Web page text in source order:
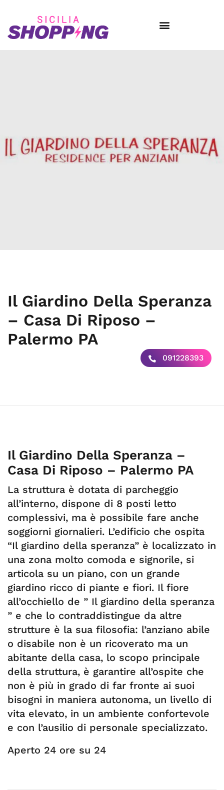
Il Giardino Della Speranza
– Casa Di Riposo –
Palermo PA
091228393
Il Giardino Della Speranza –
Casa Di Riposo – Palermo PA
La struttura è dotata di parcheggio
all’interno, dispone di 8 posti letto
complessivi, ma è possibile fare anche
soggiorni giornalieri. L’edificio che ospita
“Il giardino della speranza” è localizzato in
una zona molto comoda e signorile, si
articola su un piano, con un grande
giardino ricco di piante e fiori. Il fiore
all’occhiello de ” Il giardino della speranza
” e che lo contraddistingue da altre
strutture è la sua filosofia: l’anziano abile
o disabile non è un ricoverato ma un
abitante della casa, lo scopo principale
della struttura, è garantire all’ospite che
non è più in grado di far fronte ai suoi
bisogni in maniera autonoma, un livello di
vita elevato, in un ambiente confortevole
e con l’ausilio di personale specializzato.
Aperto 24 ore su 24